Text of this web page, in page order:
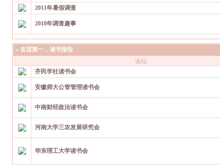
2011年暑假调查
2010年调查趣事
» 友谊第一，读书报告
论坛
齐民学社读书会
安徽师大公管管理读书会
中南财经政法读书会
河南大学三农发展研究会
华东理工大学读书会